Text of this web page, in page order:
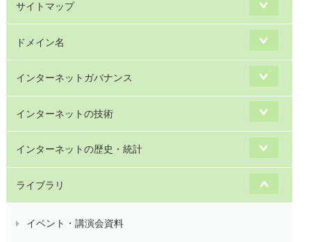
サイトマップ
ドメイン名
インターネットガバナンス
インターネットの技術
インターネットの歴史・統計
ライブラリ
イベント・講演会資料